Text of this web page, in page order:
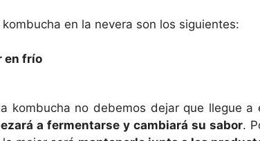
en la nevera son los siguientes:
en frío
kombucha no debemos dejar que llegue a
a fermentarse y cambiará su sabor.